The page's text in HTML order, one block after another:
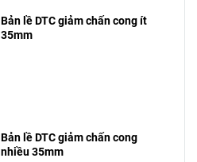
Bản lề DTC giảm chấn cong ít
35mm
Bản lề DTC giảm chấn cong
nhiều 35mm